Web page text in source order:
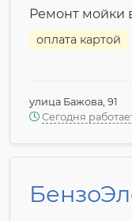
Ремонт мойки
оплата картой
улица Бажова, 91
Сегодня